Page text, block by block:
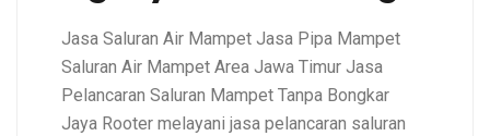
Jasa Saluran Air Mampet Jasa Pipa Mampet
Saluran Air Mampet Area Jawa Timur Jasa
Pelancaran Saluran Mampet Tanpa Bongkar
Jaya Rooter melayani jasa pelancaran saluran